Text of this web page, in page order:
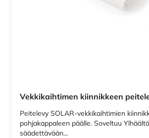
Vekkikaihtimen kiinnikkeen
Peitelevy SOLAR-vekkikaihtimien
pohjakappaleen päälle. Soveltuu
säädettävään…